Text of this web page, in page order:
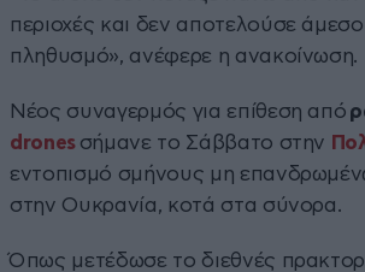
περιοχές και δεν αποτελούσε
πληθυσμό», ανέφερε η ανακοίνωση.
Νέος συναγερμός για επίθεση από
dronesσήμανε το Σάββατο στην
εντοπισμό σμήνους μη
στην Ουκρανία, κοτά στα σύνορα.
Όπως μετέδωσε το διεθνές